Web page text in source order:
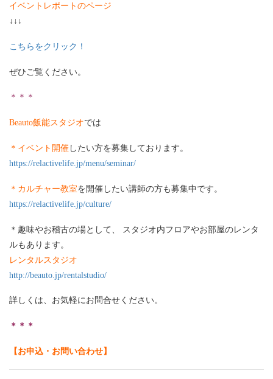
イベントレポート のページ
↓↓↓
こちらをクリック！
ぜひご覧ください。
＊＊＊
Beauto飯能スタジオでは
＊イベント開催 したい方を募集しております。
https://relactivelife.jp/menu/seminar/
＊カルチャー教室を開催したい講師の方も募集中です。
https://relactivelife.jp/culture/
＊趣味やお稽古の場として、 スタジオ内フロアやお部屋のレンタ
ルもあります。
レンタルスタジオ
http://beauto.jp/rentalstudio/
詳しくは、お気軽にお問合せください。
＊＊＊
【お申込・お問い合わせ】